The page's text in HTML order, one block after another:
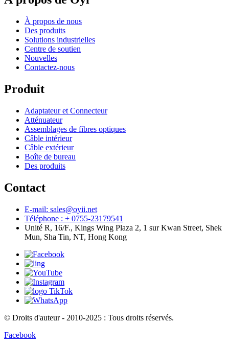
À propos de nous
Des produits
Solutions industrielles
Centre de soutien
Nouvelles
Contactez-nous
Produit
Adaptateur et Connecteur
Atténuateur
Assemblages de fibres optiques
Câble intérieur
Câble extérieur
Boîte de bureau
Des produits
Contact
E-mail: sales@oyii.net
Téléphone : + 0755-23179541
Unité R, 16/F., Kings Wing Plaza 2, 1 sur Kwan Street, Shek
Mun, Sha Tin, NT, Hong Kong
© Droits d'auteur - 2010-2025 : Tous droits réservés.
Facebook